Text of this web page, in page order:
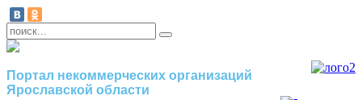
Портал некоммерческих организаций
Ярославской области